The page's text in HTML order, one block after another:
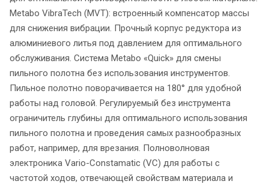
Metabo VibraTech (MVT): встроенный компенсатор массы
для снижения вибрации. Прочный корпус редуктора из
алюминиевого литья под давлением для оптимального
обслуживания. Система Metabo «Quick» для смены
пильного полотна без использования инструментов.
Пильное полотно поворачивается на 180° для удобной
работы над головой. Регулируемый без инструмента
ограничитель глубины для оптимального использования
пильного полотна и проведения самых разнообразных
работ, например, для врезания. Полноволновая
электроника Vario-Constamatic (VC) для работы с
частотой ходов, отвечающей свойствам материала и